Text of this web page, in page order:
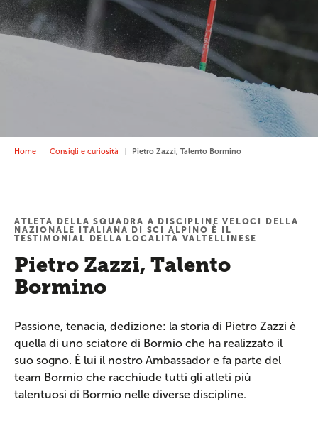
Home Consigli e curiosità Pietro Zazzi, Talento Bormino
Pietro Zazzi, Talento
Bormino
ATLETA DELLA SQUADRA A DISCIPLINE VELOCI DELLA
NAZIONALE ITALIANA DI SCI ALPINO È IL
TESTIMONIAL DELLA LOCALITÀ VALTELLINESE
Passione, tenacia, dedizione: la storia di Pietro Zazzi è
quella di uno sciatore di Bormio che ha realizzato il
suo sogno. È lui il nostro Ambassador e fa parte del
team Bormio che racchiude tutti gli atleti più
talentuosi di Bormio nelle diverse discipline.